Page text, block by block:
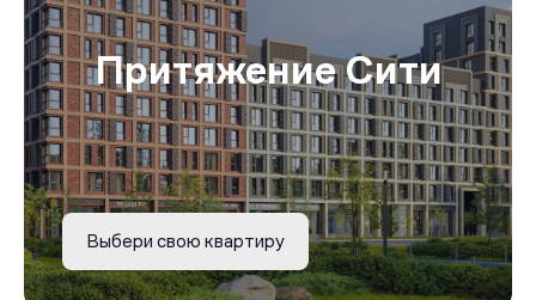
Притяжение Сити
Выбери свою квартиру